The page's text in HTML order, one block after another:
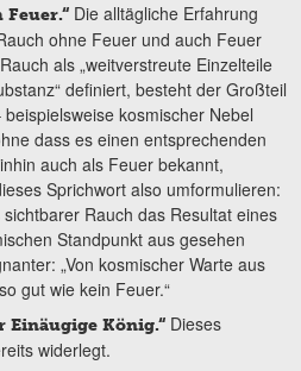
Feuer.“ Die alltägliche Erfahrung
ohne Feuer und auch Feuer
als „weitverstreute Einzelteile
definiert, besteht der Großteil
kosmischer Nebel
dass es einen entsprechenden
auch als Feuer bekannt,
Sprichwort also umformulieren:
Rauch das Resultat eines
Standpunkt aus gesehen
„Von kosmischer Warte aus
gut wie kein Feuer.“
Einäugige König.“ Dieses
widerlegt.